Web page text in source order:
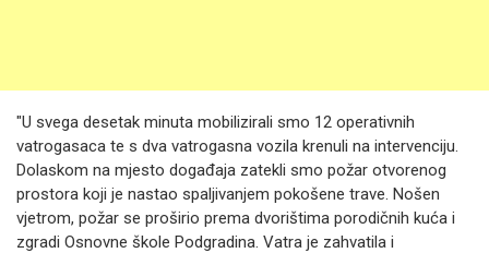
"U svega desetak minuta mobilizirali smo 12 operativnih
vatrogasaca te s dva vatrogasna vozila krenuli na intervenciju.
Dolaskom na mjesto događaja zatekli smo požar otvorenog
prostora koji je nastao spaljivanjem pokošene trave. Nošen
vjetrom, požar se proširio prema dvorištima porodičnih kuća i
zgradi Osnovne škole Podgradina. Vatra je zahvatila i